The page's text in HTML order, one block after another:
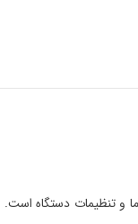
و تنظیمات دستگاه